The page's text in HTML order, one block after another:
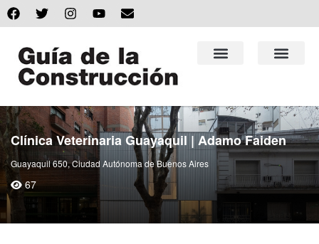
Clínica Veterinaria Guayaquil | Adamo Faiden
Guayaquil 650, Ciudad Autónoma de Buenos Aires
67